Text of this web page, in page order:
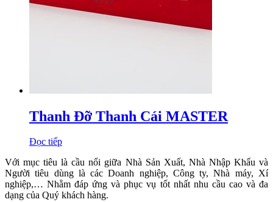
Thanh Đỡ Thanh Cái MASTER
Đọc tiếp
Với mục tiêu là cầu nối giữa Nhà Sản Xuất, Nhà Nhập Khẩu và
Người tiêu dùng là các Doanh nghiệp, Công ty, Nhà máy, Xí
nghiệp,… Nhằm đáp ứng và phục vụ tốt nhất nhu cầu cao và đa
dạng của Quý khách hàng.